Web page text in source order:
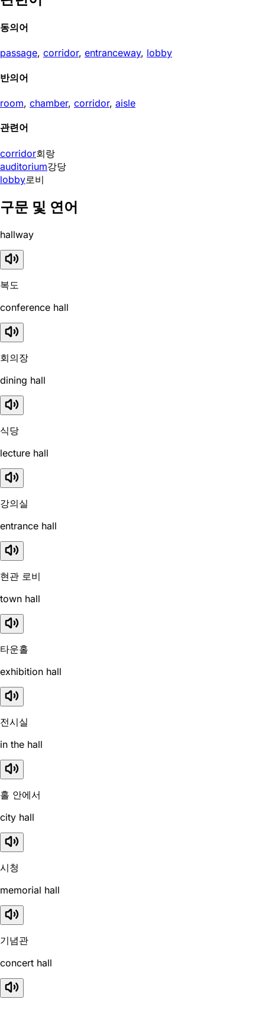
동의어
passage, corridor, entranceway, lobby
반의어
room, chamber, corridor, aisle
관련어
corridor회랑
auditorium강당
lobby로비
구문 및 연어
hallway
복도
conference hall
회의장
dining hall
식당
lecture hall
강의실
entrance hall
현관 로비
town hall
타운홀
exhibition hall
전시실
in the hall
홀 안에서
city hall
시청
memorial hall
기념관
concert hall